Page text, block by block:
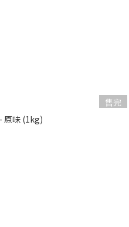
售完
原味 (1kg)